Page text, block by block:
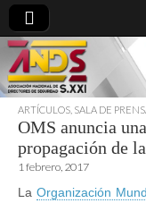
ARTÍCULOS SALA DE
OMS anuncia
propagación de
1 febrero, 2017
La Organización